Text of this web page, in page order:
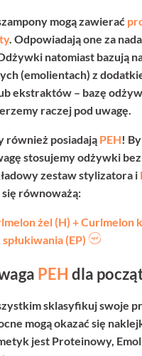
mogą zawierać
. Odpowiadają one za
natomiast bazują
(emolientach) z
ekstraktów – bazę
raczej pod uwagę.
również posiadają PEH!
stosujemy odżywki bez
zestaw stylizatora i
równoważą:
żel (H) + Curlmelon
spłukiwania (EP)
PEH dla
sklasyfikuj swoje
mogą okazać się
jest Proteinowy,